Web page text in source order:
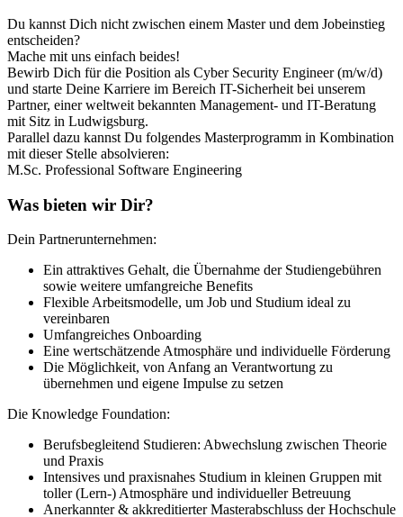
Du kannst Dich nicht zwischen einem Master und dem Jobeinstieg
entscheiden?
Mache mit uns einfach beides!
Bewirb Dich für die Position als Cyber Security Engineer (m/w/d)
und starte Deine Karriere im Bereich IT-Sicherheit bei unserem
Partner, einer weltweit bekannten Management- und IT-Beratung
mit Sitz in Ludwigsburg.
Parallel dazu kannst Du folgendes Masterprogramm in Kombination
mit dieser Stelle absolvieren:
M.Sc. Professional Software Engineering
Was bieten wir Dir?
Dein Partnerunternehmen:
Ein attraktives Gehalt, die Übernahme der Studiengebühren
sowie weitere umfangreiche Benefits
Flexible Arbeitsmodelle, um Job und Studium ideal zu
vereinbaren
Umfangreiches Onboarding
Eine wertschätzende Atmosphäre und individuelle Förderung
Die Möglichkeit, von Anfang an Verantwortung zu
übernehmen und eigene Impulse zu setzen
Die Knowledge Foundation:
Berufsbegleitend Studieren: Abwechslung zwischen Theorie
und Praxis
Intensives und praxisnahes Studium in kleinen Gruppen mit
toller (Lern-) Atmosphäre und individueller Betreuung
Anerkannter & akkreditierter Masterabschluss der Hochschule